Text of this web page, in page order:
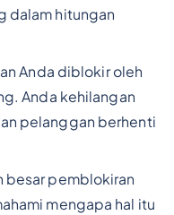
dalam hitungan
Anda diblokir oleh
Anda kehilangan
pelanggan berhenti
besar pemblokiran
mengapa hal itu